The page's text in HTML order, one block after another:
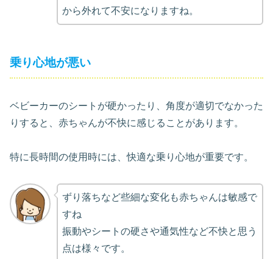
から外れて不安になりますね。
乗り心地が悪い
ベビーカーのシートが硬かったり、角度が適切でなかった
りすると、赤ちゃんが不快に感じることがあります。
特に長時間の使用時には、快適な乗り心地が重要です。
ずり落ちなど些細な変化も赤ちゃんは敏感で
すね
振動やシートの硬さや通気性など不快と思う
点は様々です。